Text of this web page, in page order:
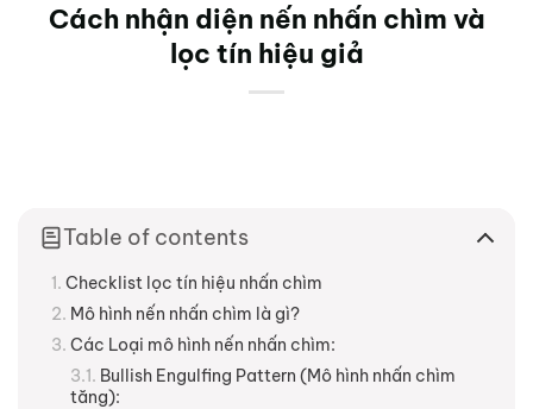
Cách nhận diện nến nhấn chìm và
lọc tín hiệu giả
Table of contents
Checklist lọc tín hiệu nhấn chìm
Mô hình nến nhấn chìm là gì?
Các Loại mô hình nến nhấn chìm:
Bullish Engulfing Pattern (Mô hình nhấn chìm
tăng):